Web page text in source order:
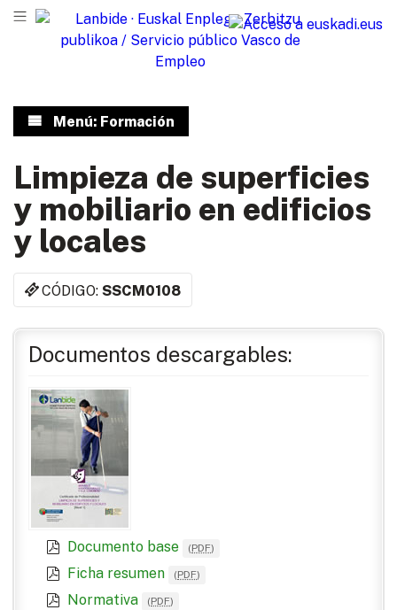
Menú: Formación
Limpieza de superficies
y mobiliario en edificios
y locales
CÓDIGO:SSCM0108
Documentos descargables:
Documento base (PDF)
Ficha resumen (PDF)
Normativa (PDF)